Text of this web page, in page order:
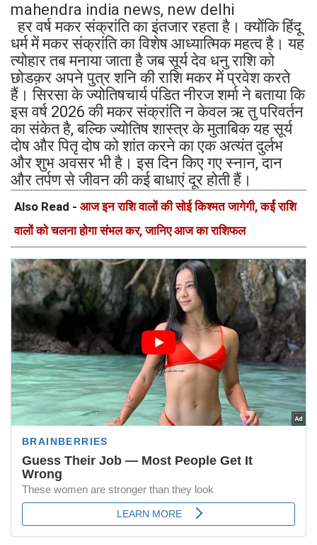
mahendra india news, new delhi
हर वर्ष मकर संक्रांति का इंतजार रहता है। क्योंकि हिंदू
धर्म में मकर संक्रांति का विशेष आध्यात्मिक महत्व है। यह
त्योहार तब मनाया जाता है जब सूर्य देव धनु राशि को
छोडक़र अपने पुत्र शनि की राशि मकर में प्रवेश करते
हैं। सिरसा के ज्योतिषचार्य पंडित नीरज शर्मा ने बताया कि
इस वर्ष 2026 की मकर संक्रांति न केवल ऋ तु परिवर्तन
का संकेत है, बल्कि ज्योतिष शास्त्र के मुताबिक यह सूर्य
दोष और पितृ दोष को शांत करने का एक अत्यंत दुर्लभ
और शुभ अवसर भी है। इस दिन किए गए स्नान, दान
और तर्पण से जीवन की कई बाधाएं दूर होती हैं।
Also Read - आज इन राशि वालों की सोई किश्मत जागेगी, कर्ई राशि
वालों को चलना होगा संभल कर, जानिए आज का राशिफल